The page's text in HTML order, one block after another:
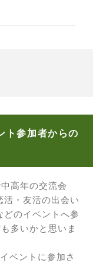
ト参加者からの
高年の交流会
活・友活の出会い
どのイベントへ参
多いかと思いま
ベントに参加さ